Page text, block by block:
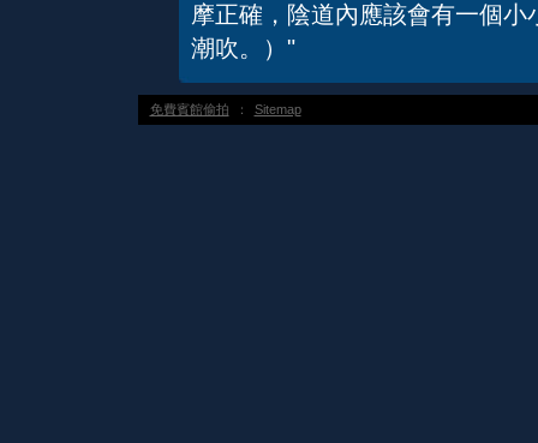
摩正確，陰道內應該會有一個
潮吹。）"
免費賓館偷拍 ： Sitemap